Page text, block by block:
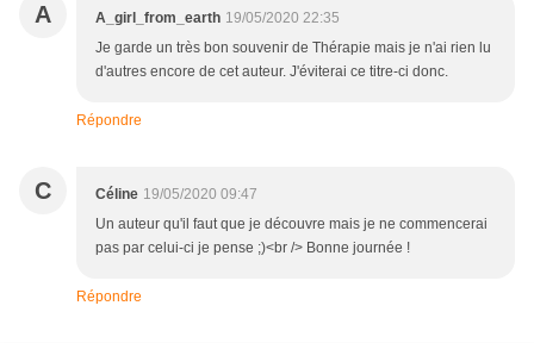
A A_girl_from_earth 19/05/2020 22:35
Je garde un très bon souvenir de Thérapie mais je n'ai rien lu
d'autres encore de cet auteur. J'éviterai ce titre-ci donc.
Répondre
C Céline 19/05/2020 09:47
Un auteur qu'il faut que je découvre mais je ne commencerai
pas par celui-ci je pense ;)<br /> Bonne journée !
Répondre